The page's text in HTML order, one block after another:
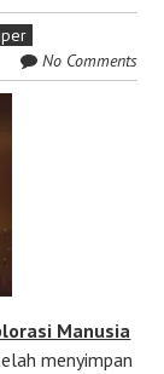
No Comments
Manusia
menyimpan